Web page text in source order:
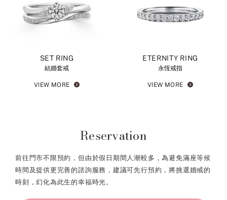
SET RING
結婚套戒
VIEW MORE
ETERNITY RING
永恆戒指
VIEW MORE
Reservation
前往門市不限預約，但由於假日期間人潮較多，為避免滿座等候
時間及提供更完善的諮詢服務，建議可先行預約，將挑選婚戒的
時刻，幻化為此生的幸福時光。